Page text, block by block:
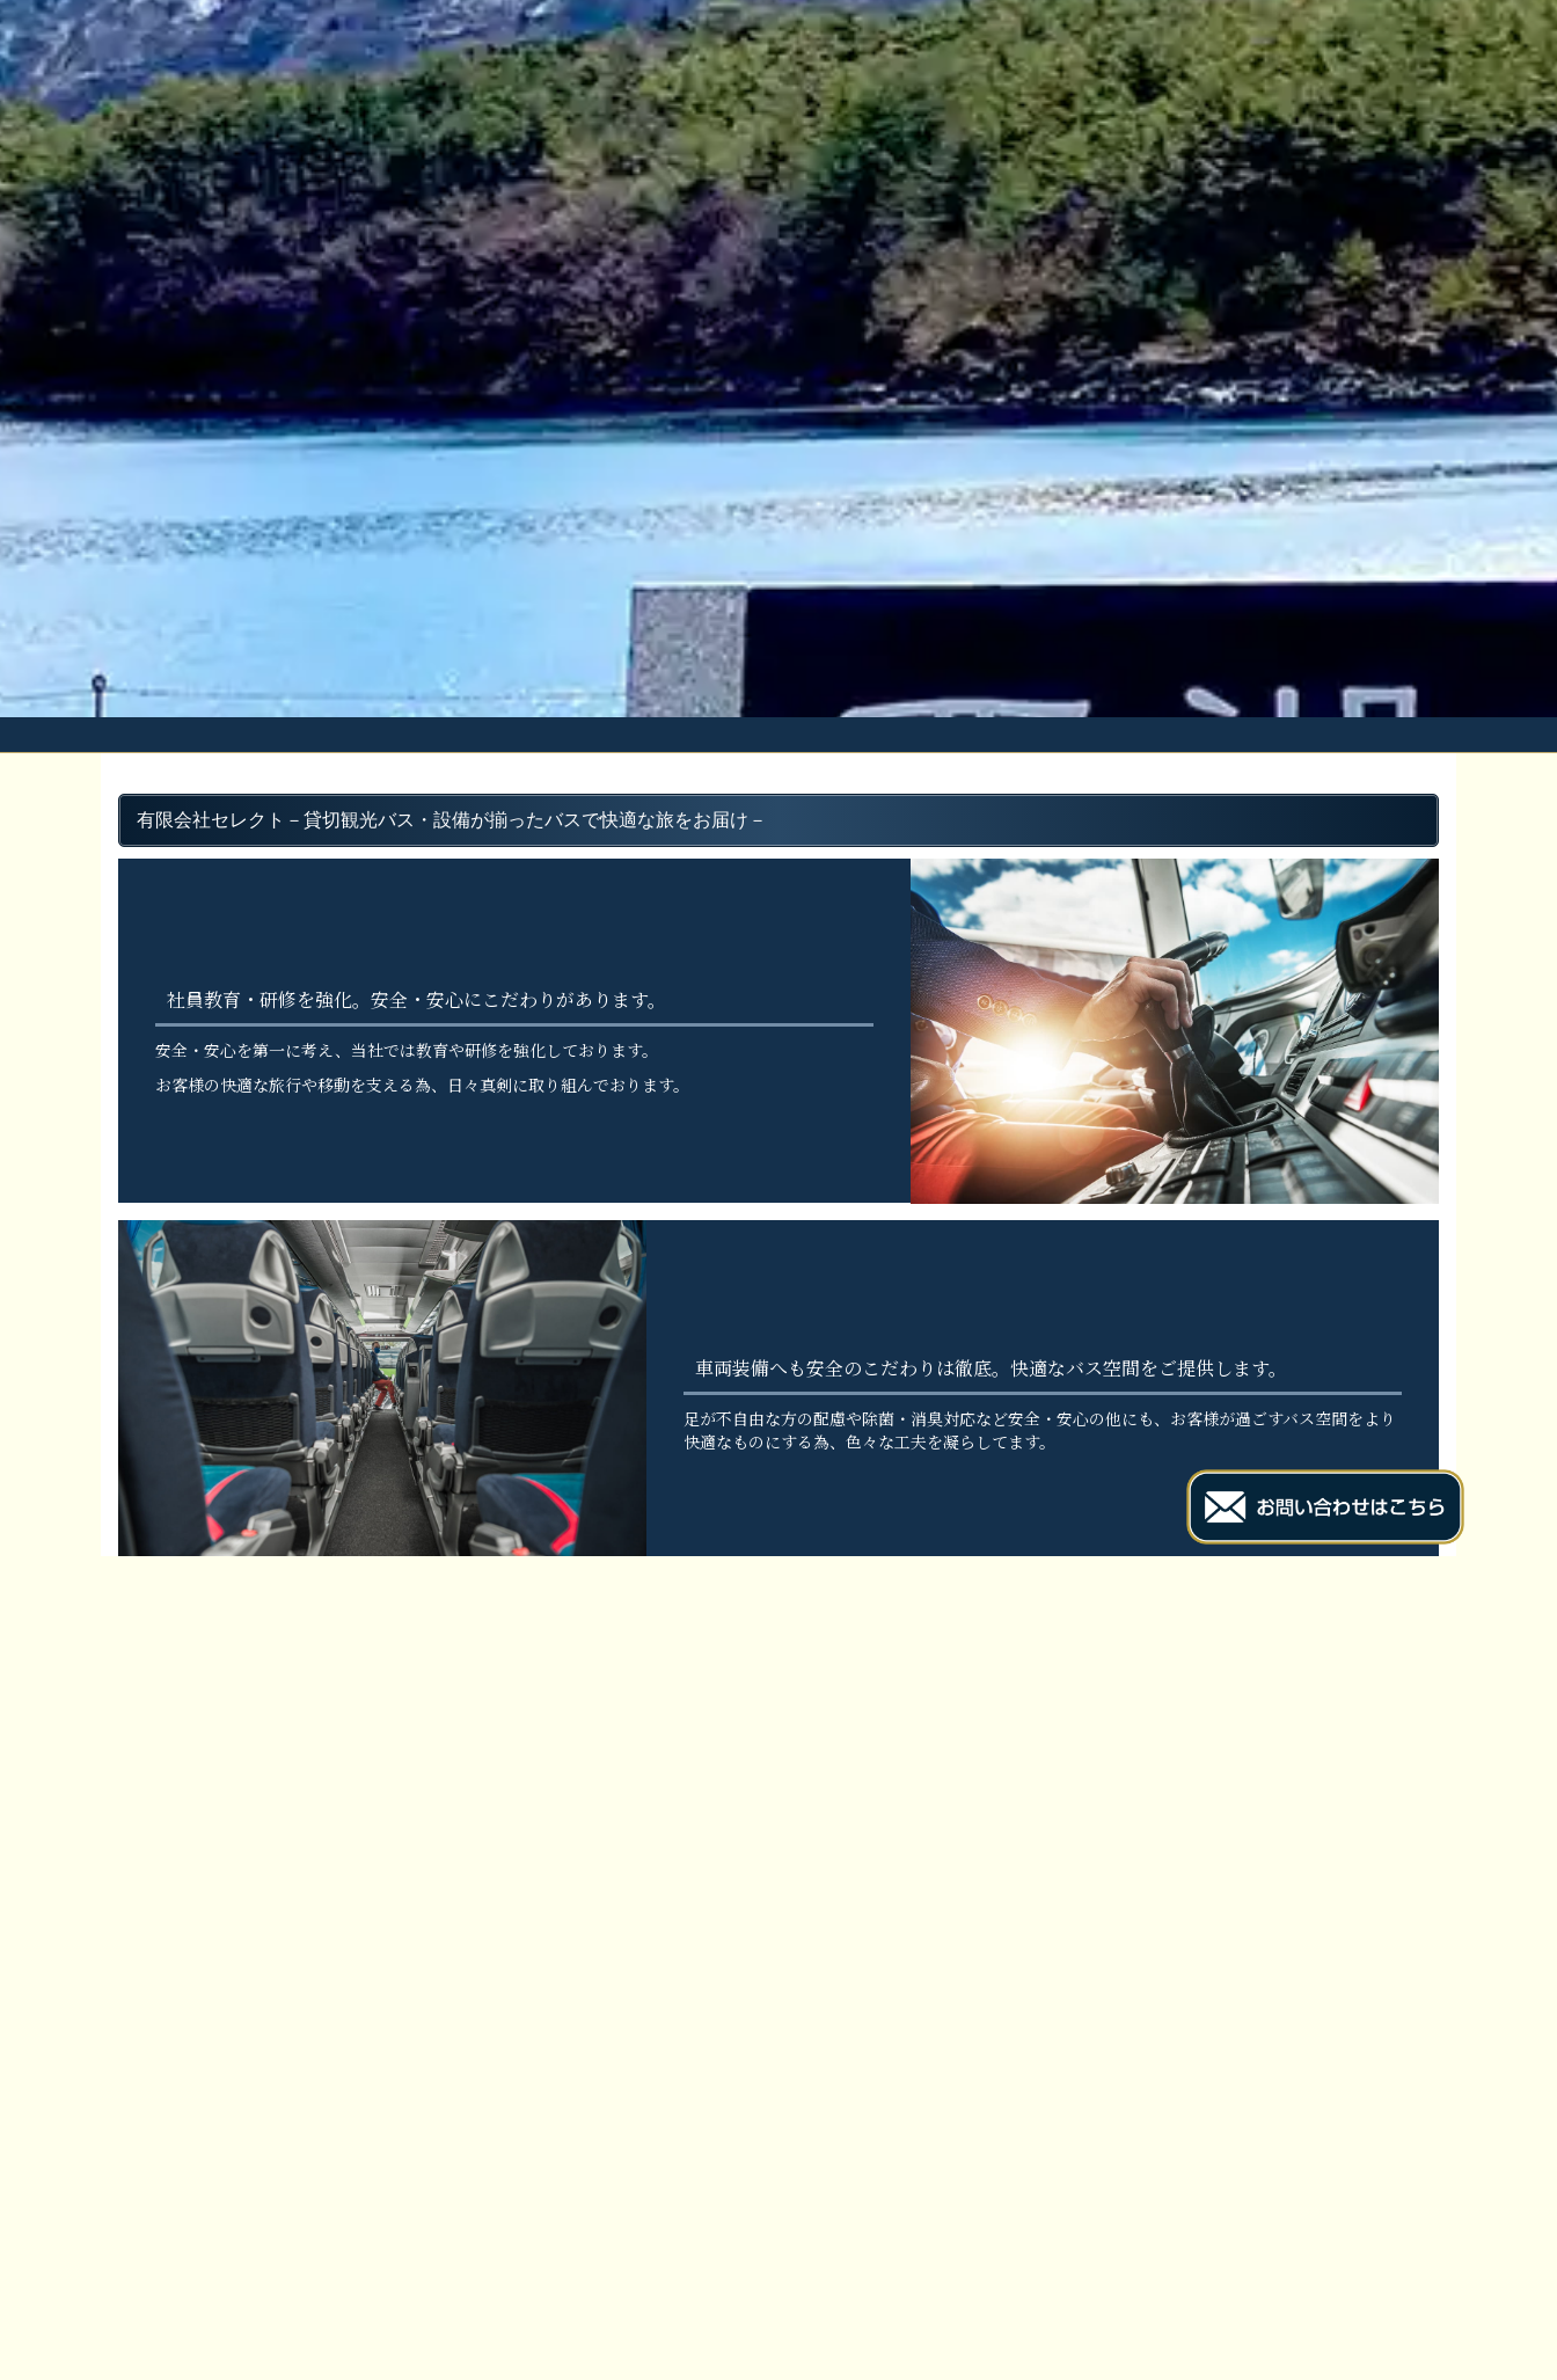
有限会社セレクト －貸切観光バス・設備が揃ったバスで快適な旅をお届け－
社員教育・研修を強化。安全・安心にこだわりがあります。
安全・安心を第一に考え、当社では教育や研修を強化しております。
お客様の快適な旅行や移動を支える為、日々真剣に取り組んでおります。
車両装備へも安全のこだわりは徹底。快適なバス空間をご提供します。
足が不自由な方の配慮や除菌・消臭対応など安全・安心の他にも、お客様が過ごすバス空間をより
快適なものにする為、色々な工夫を凝らしてます。